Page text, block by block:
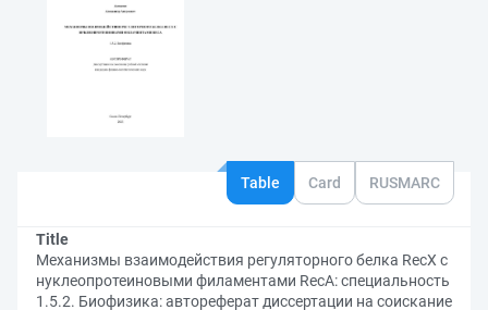
Table Card RUSMARC
Title
Механизмы взаимодействия регуляторного белка RecX с
нуклеопротеиновыми филаментами RecA: специальность
1.5.2. Биофизика: автореферат диссертации на соискание